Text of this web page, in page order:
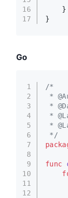
16
17
    }
}
Go
1
2
3
4
5
6
7
8
9
10
11
12
/*
*
*
*
*
*/
func